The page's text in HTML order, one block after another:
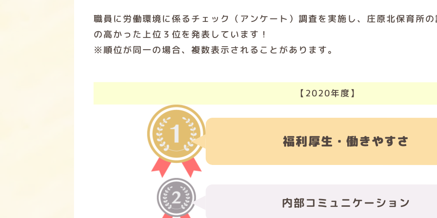
職員に労働環境に係るチェック（アンケート）調査を実施し、庄原北保育所
の高かった上位３位を発表しています！
※順位が同一の場合、複数表示されることがあります。
【2020年度】
福利厚生・働きやすさ
内部コミュニケーション